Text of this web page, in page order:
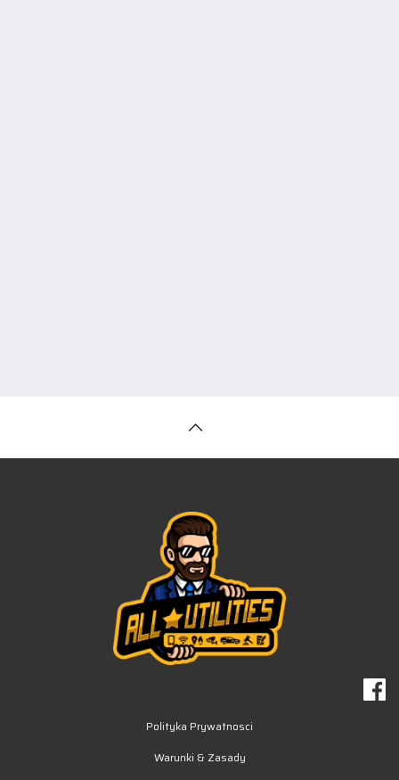
Polityka Prywatnosci
Warunki & Zasady